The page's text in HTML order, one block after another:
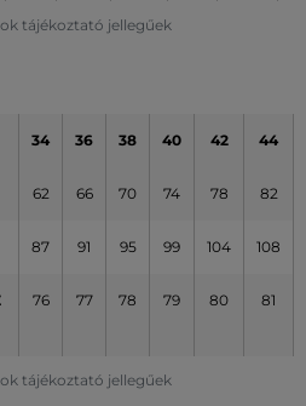
tájékoztató jellegűek
tájékoztató jellegűek
34 36 38 40 42 44
62 66 70 74 78 82
87 91 95 99 104 108
76 77 78 79 80 81